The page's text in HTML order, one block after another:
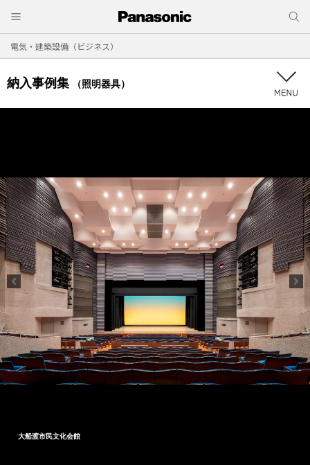
電気・建築設備（ビジネス）
納入事例集 （照明器具）
大船渡市民文化会館